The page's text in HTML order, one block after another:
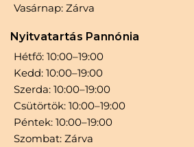
Vasárnap: Zárva
Nyitvatartás Pannónia
Hétfő: 10:00–19:00
Kedd: 10:00–19:00
Szerda: 10:00–19:00
Csütörtök: 10:00–19:00
Péntek: 10:00–19:00
Szombat: Zárva